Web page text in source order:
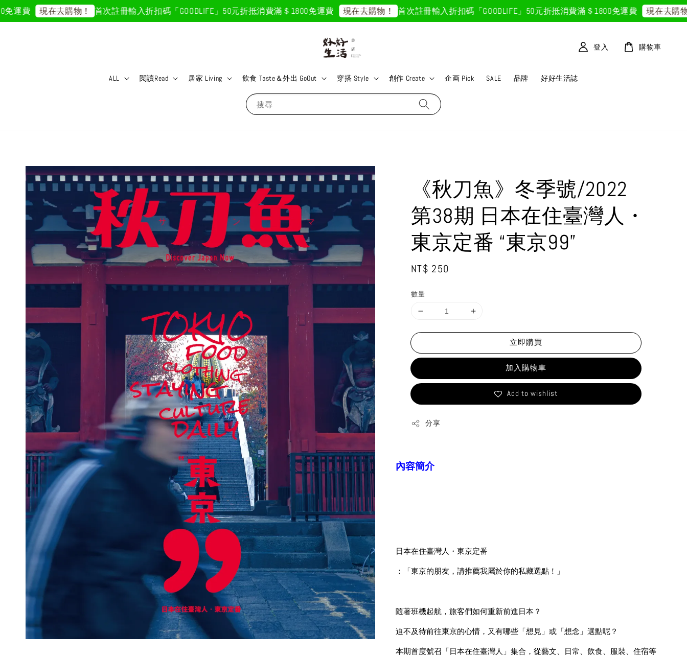
費 現在去購物！ 首次註冊輸入折扣碼「GOODLIFE」50元折抵消費滿＄1800免運費 現在去購物！ 首次註冊輸入折扣碼「GOODLIFE」50元折抵消費滿＄1800免運費 現在去購物！
搜尋
ALL 閱讀Read 居家 Living 飲食 Taste＆外出 GoOut 穿搭 Style 創作 Create 企画 Pick SALE 品牌 好好生活誌
登入 購物車
《秋刀魚》冬季號/2022
第38期 日本在住臺灣人・
東京定番 “東京99”
Regular
NT$ 250
數量
立即購買
加入購物車
Add to wishlist
分享
內容簡介
日本在住臺灣人・東京定番
：「東京的朋友，請推薦我屬於你的私藏選點！」
隨著班機起航，旅客們如何重新前進日本？
迫不及待前往東京的心情，又有哪些「想見」或「想念」選點呢？
本期首度號召「日本在住臺灣人」集合，從藝文、日常、飲食、服裝、住宿等